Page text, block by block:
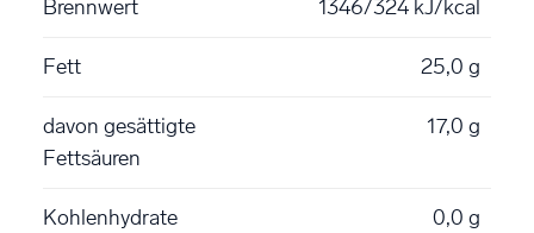
Brennwert 1346/324 kJ/kcal
Fett 25,0 g
davon gesättigte
Fettsäuren
17,0 g
Kohlenhydrate 0,0 g